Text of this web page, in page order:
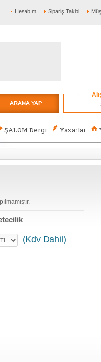
Sipariş Takibi
Hesabım
ARAMA YAP
ŞALOM Dergi Yazarlar
(Kdv Dahil)